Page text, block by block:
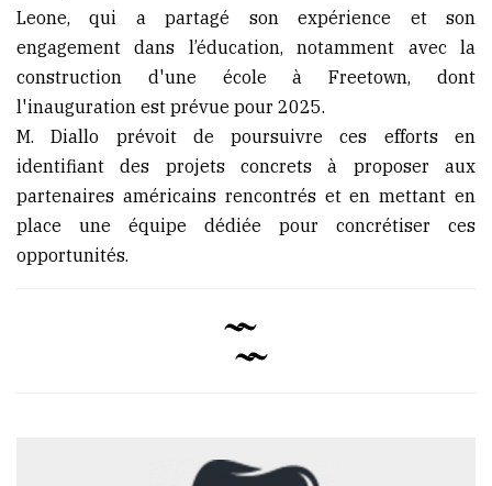
Leone, qui a partagé son expérience et son
engagement dans l’éducation, notamment avec la
construction d'une école à Freetown, dont
l'inauguration est prévue pour 2025.
M. Diallo prévoit de poursuivre ces efforts en
identifiant des projets concrets à proposer aux
partenaires américains rencontrés et en mettant en
place une équipe dédiée pour concrétiser ces
opportunités.